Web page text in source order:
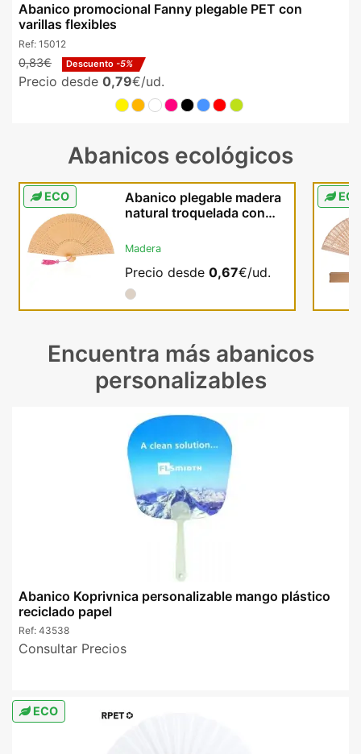
Abanico promocional Fanny plegable PET con
varillas flexibles
Ref: 15012
0,83€ Descuento -5%
Precio desde 0,79€/ud.
Abanicos ecológicos
ECO
Abanico plegable madera
natural troquelada con
Madera
Precio desde 0,67€/ud.
Encuentra más abanicos
personalizables
Abanico Koprivnica personalizable mango plástico
reciclado papel
Ref: 43538
Consultar Precios
ECO